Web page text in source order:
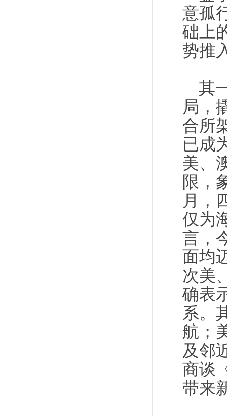
意孤
础上
势推
其
局，
合所
已成
美、
限，
月，
仅为
言，
面均
次美
确表
系。
航；
及邻
商谈
带来